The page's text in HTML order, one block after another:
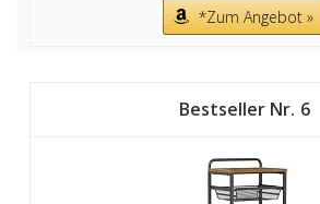
*Zum Angebot »
6